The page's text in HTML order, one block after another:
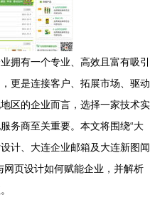
拥有一个专业、高效且富有吸引
更是连接客户、拓展市场、驱动
区的企业而言，选择一家技术实
务商至关重要。本文将围绕“大
计、大连企业邮箱及大连新图闻
网页设计如何赋能企业，并解析